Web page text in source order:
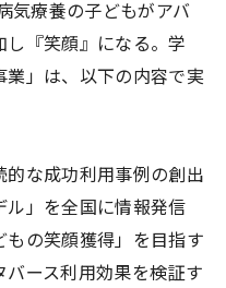
気療養の子どもがアバ
し『笑顔』になる。学
業」は、以下の内容で実
的な成功利用事例の創出
ル」を全国に情報発信
もの笑顔獲得」を目指す
バース利用効果を検証す